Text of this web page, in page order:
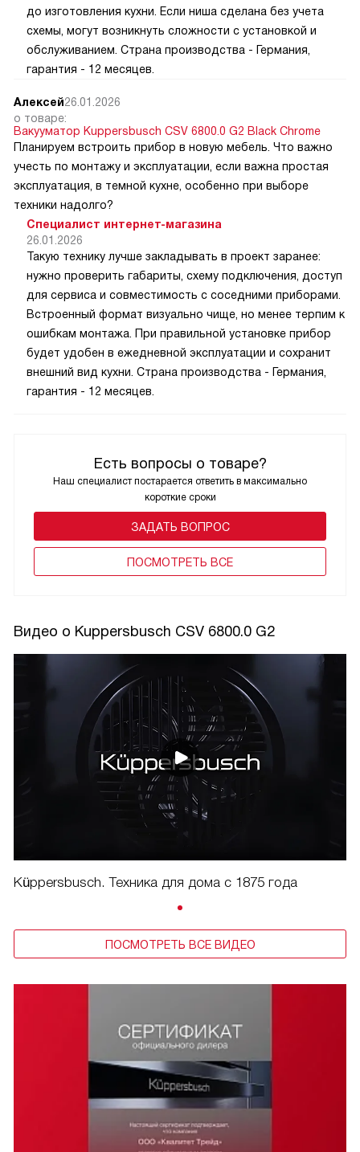
Есть вопросы о товаре?
Наш специалист постарается ответить в максимально
короткие сроки
ЗАДАТЬ ВОПРОС
ПОCМОТРЕТЬ ВСЕ
до изготовления кухни. Если ниша сделана без учета
схемы, могут возникнуть сложности с установкой и
обслуживанием. Страна производства - Германия,
гарантия - 12 месяцев.
Алексей26.01.2026
о товаре:
Вакууматор Kuppersbusch CSV 6800.0 G2 Black Chrome
Планируем встроить прибор в новую мебель. Что важно
учесть по монтажу и эксплуатации, если важна простая
эксплуатация, в темной кухне, особенно при выборе
техники надолго?
Специалист интернет-магазина
26.01.2026
Такую технику лучше закладывать в проект заранее:
нужно проверить габариты, схему подключения, доступ
для сервиса и совместимость с соседними приборами.
Встроенный формат визуально чище, но менее терпим к
ошибкам монтажа. При правильной установке прибор
будет удобен в ежедневной эксплуатации и сохранит
внешний вид кухни. Страна производства - Германия,
гарантия - 12 месяцев.
Видео о Kuppersbusch CSV 6800.0 G2
Küppersbusch. Техника для дома с 1875 года
ПОСМОТРЕТЬ ВСЕ ВИДЕО